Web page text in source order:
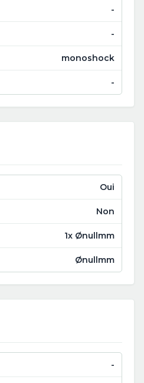
-
-
monoshock
-
Oui
Non
1x Ønullmm
Ønullmm
-